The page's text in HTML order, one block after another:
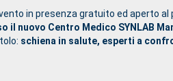
in presenza gratuito ed aperto al
il nuovo Centro Medico SYNLAB
schiena in salute, esperti a